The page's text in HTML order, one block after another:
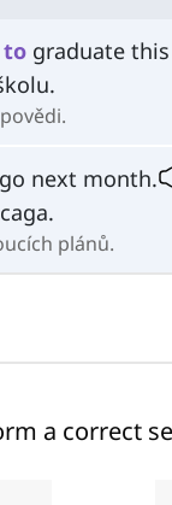
to graduate this
next month.
plánů.
a correct